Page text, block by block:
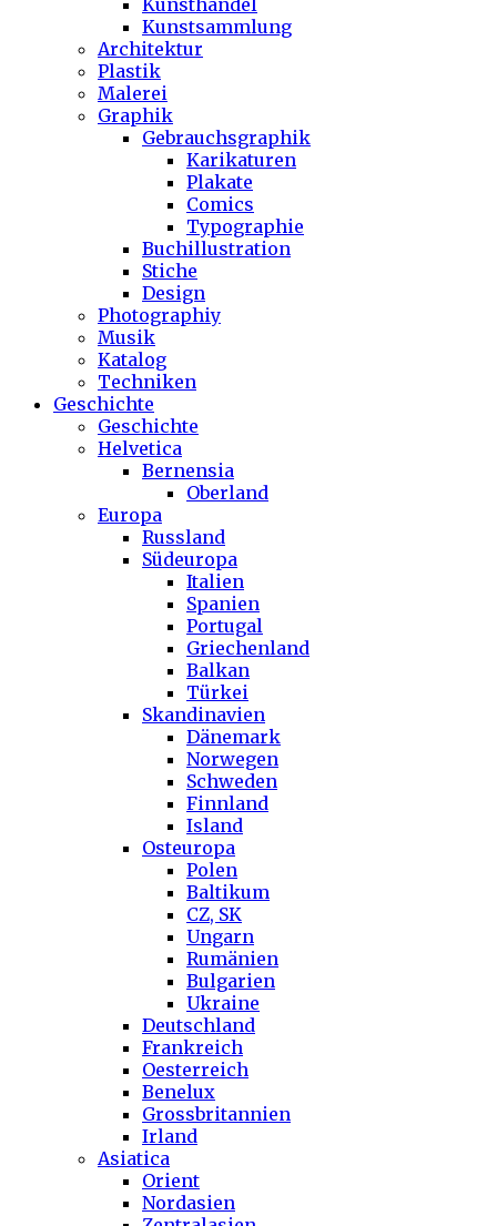
Kunsthandel
Kunstsammlung
Architektur
Plastik
Malerei
Graphik
Gebrauchsgraphik
Karikaturen
Plakate
Comics
Typographie
Buchillustration
Stiche
Design
Photographiy
Musik
Katalog
Techniken
Geschichte
Geschichte
Helvetica
Bernensia
Oberland
Europa
Russland
Südeuropa
Italien
Spanien
Portugal
Griechenland
Balkan
Türkei
Skandinavien
Dänemark
Norwegen
Schweden
Finnland
Island
Osteuropa
Polen
Baltikum
CZ, SK
Ungarn
Rumänien
Bulgarien
Ukraine
Deutschland
Frankreich
Oesterreich
Benelux
Grossbritannien
Irland
Asiatica
Orient
Nordasien